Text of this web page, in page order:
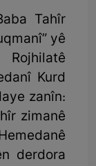
Tahîr
yê
Kurd
zanîn:
zimanê
derdora